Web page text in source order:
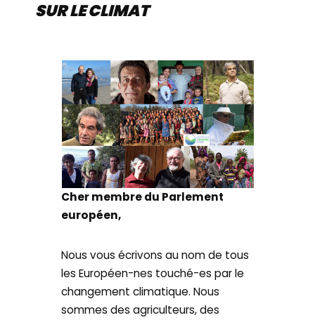
SUR LE CLIMAT
Cher membre du Parlement
européen,
Nous vous écrivons au nom de tous
les Européen-nes touché-es par le
changement climatique. Nous
sommes des agriculteurs, des